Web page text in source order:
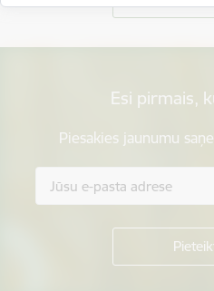
Esi pirmais,
Piesakies jaunumu